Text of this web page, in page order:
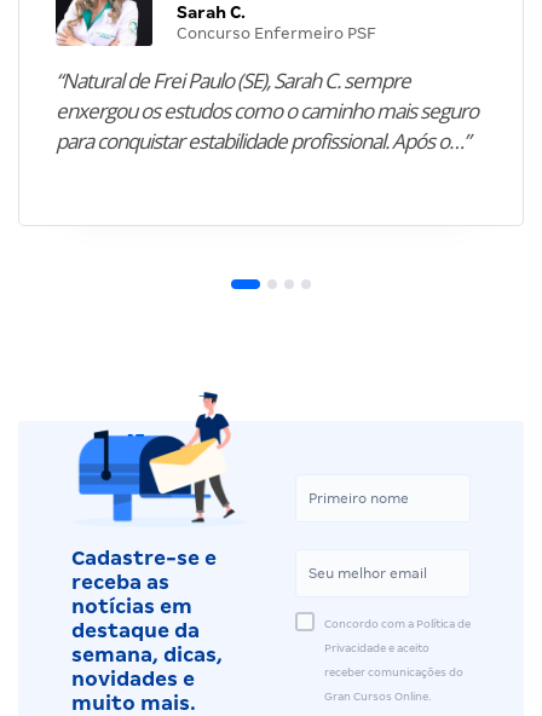
Sarah C.
Concurso Enfermeiro PSF
“Natural de Frei Paulo (SE), Sarah C. sempre
enxergou os estudos como o caminho mais seguro
para conquistar estabilidade profissional. Após o…”
Cadastre-se e
receba as
notícias em
destaque da
semana, dicas,
novidades e
muito mais.
Concordo com a Política de
Privacidade e aceito
receber comunicações do
Gran Cursos Online.